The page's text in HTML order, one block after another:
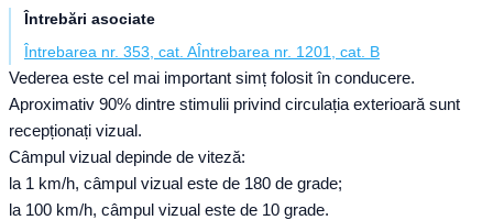
Întrebări asociate
Întrebarea nr. 353, cat. AÎntrebarea nr. 1201, cat. B
Vederea este cel mai important simț folosit în conducere.
Aproximativ 90% dintre stimulii privind circulația exterioară sunt
recepționați vizual.
Câmpul vizual depinde de viteză:
la 1 km/h, câmpul vizual este de 180 de grade;
la 100 km/h, câmpul vizual este de 10 grade.